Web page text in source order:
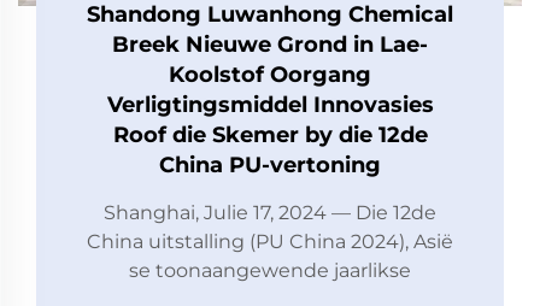
Shandong Luwanhong Chemical
Breek Nieuwe Grond in Lae-
Koolstof Oorgang
Verligtingsmiddel Innovasies
Roof die Skemer by die 12de
China PU-vertoning
Shanghai, Julie 17, 2024 — Die 12de
China uitstalling (PU China 2024), Asië
se toonaangewende jaarlikse